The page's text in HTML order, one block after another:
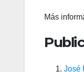
Más
José